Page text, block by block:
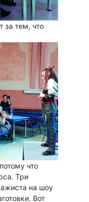
за тем, что
что
Три
на шоу
Вот